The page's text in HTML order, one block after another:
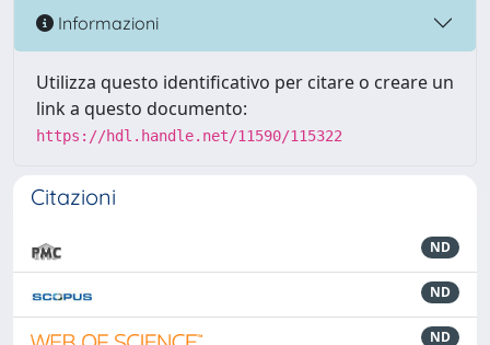
Informazioni
Utilizza questo identificativo per citare o creare un
link a questo documento:
https://hdl.handle.net/11590/115322
Citazioni
ND
ND
ND